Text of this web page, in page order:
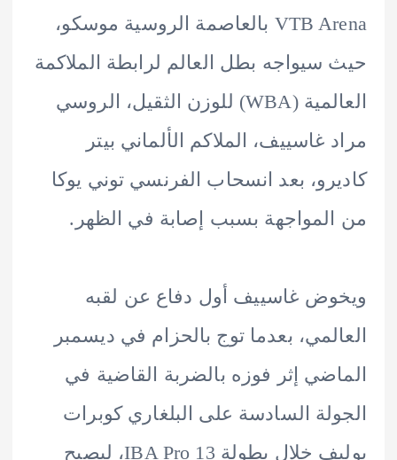
VTB Arena بالعاصمة الروسية موسكو،
بطل العالم لرابطة الملاكمة
العالمية (WBA) للوزن الثقيل، الروسي
غاسييف، الملاكم الألماني بيتر
بعد انسحاب الفرنسي توني يوكا
بسبب إصابة في الظهر.
غاسييف أول دفاع عن لقبه
بعدما توج بالحزام في ديسمبر
إثر فوزه بالضربة القاضية في
السادسة على البلغاري كوبرات
بوليف خلال بطولة IBA Pro 13، ليصبح